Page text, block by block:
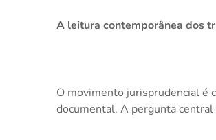
A leitura contemporânea dos
O movimento jurisprudencial é
documental. A pergunta central